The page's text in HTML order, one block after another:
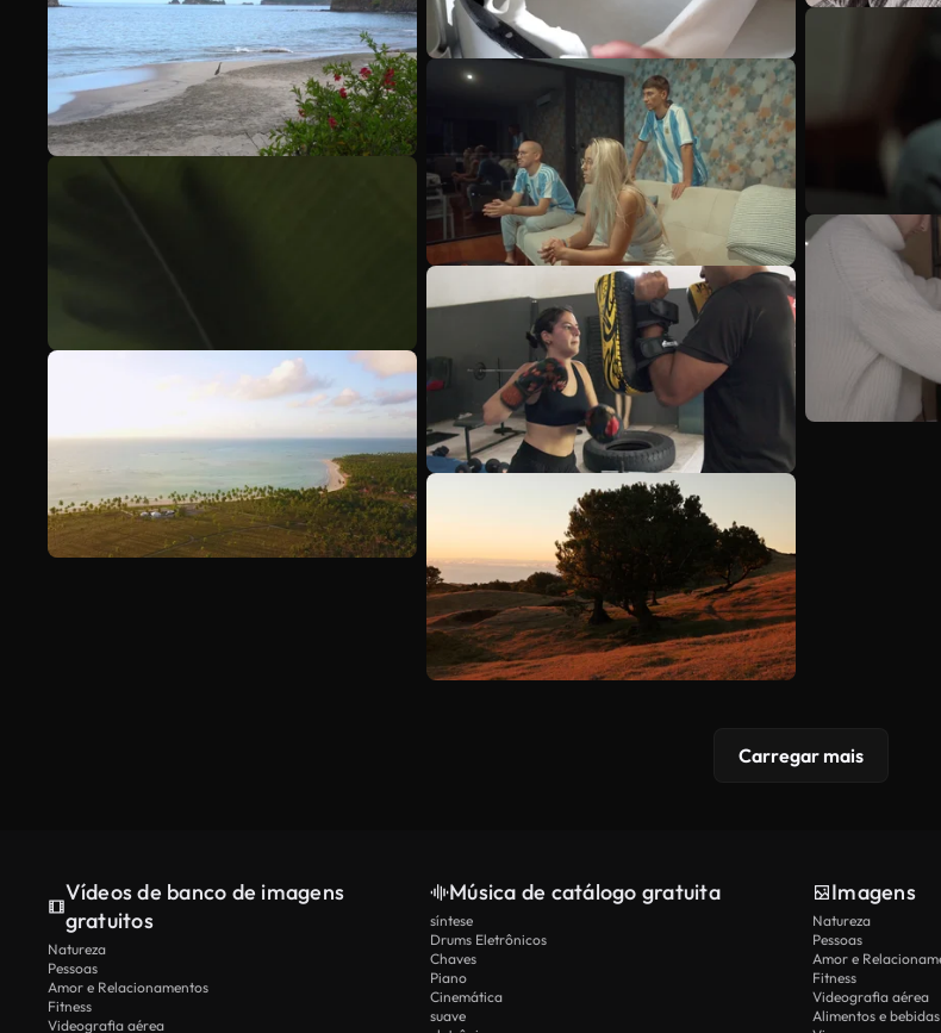
Carregar mais
Vídeos de banco de imagens
gratuitos
Natureza
Pessoas
Amor e Relacionamentos
Fitness
Videografia aérea
Música de catálogo gratuita
síntese
Drums Eletrônicos
Chaves
Piano
Cinemática
suave
Imagens
Natureza
Pessoas
Amor e
Fitness
Videografia aérea
Alimentos e bebidas